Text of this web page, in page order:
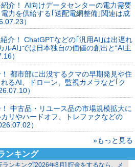
介！ AI向けデータセンターの電力需要
力を供給する｢送配電網整備｣関連は成
）
介！ ChatGPTなどの｢汎用AI｣は出遅れ
ルAI｣では日本独自の価値の創出と“AI主
）
都市部に出没するクマの早期発見や住
るAI、ドローン、監視カメラなど｢ク
）
中古品・リユース品の市場規模拡大に
リやハードオフ、トレファクなどの
）
»もっと見る
ンキング
ンキング[2026年8月] 貯金をするなら、メ